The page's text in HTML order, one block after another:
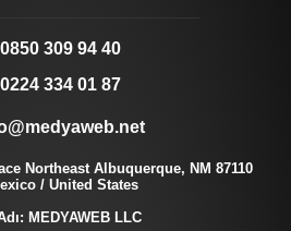
0850 309 94 40
0224 334 01 87
Northeast Albuquerque, NM 87110
/ United States
MEDYAWEB LLC